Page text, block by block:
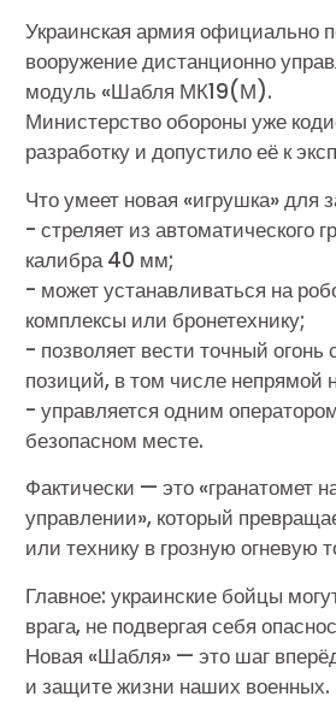
Украинская армия официально
вооружение дистанционно
модуль «Шабля МК19(М).
Министерство обороны уже
разработку и допустило её к
Что умеет новая «игрушка» для
-️ стреляет из автоматического
калибра 40 мм;
-️ может устанавливаться на
комплексы или бронетехнику;
-️ позволяет вести точный огонь
позиций, в том числе непрямой
️- управляется одним
безопасном месте.
Фактически — это «гранатомет
управлении», который
или технику в грозную огневую
Главное: украинские бойцы
врага, не подвергая себя
Новая «Шабля» — это шаг
и защите жизни наших военных.